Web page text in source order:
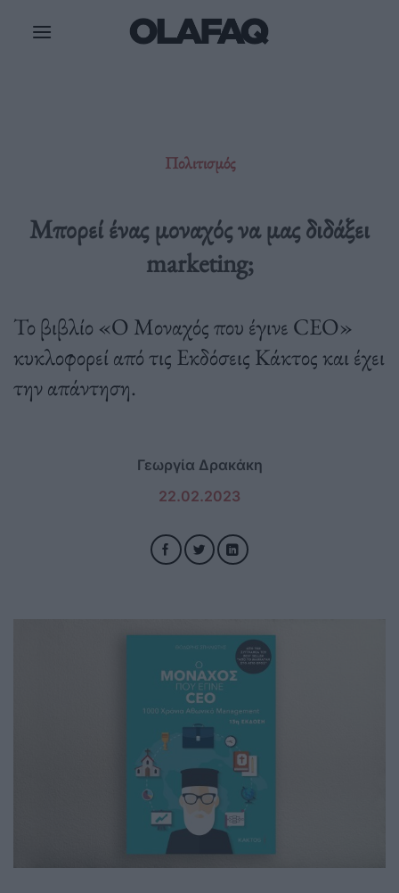
Πολιτισμός
Μπορεί ένας μοναχός να μας διδάξει
marketing;
Το βιβλίο «Ο Μοναχός που έγινε CEO»
κυκλοφορεί από τις Εκδόσεις Κάκτος και έχει
την απάντηση.
Γεωργία Δρακάκη
22.02.2023